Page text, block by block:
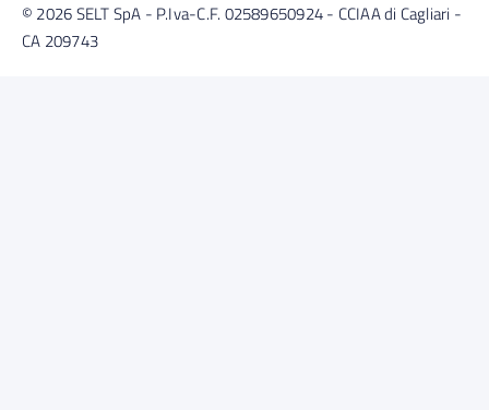
© 2026 SELT SpA - P.Iva-C.F. 02589650924 - CCIAA di Cagliari -
CA 209743